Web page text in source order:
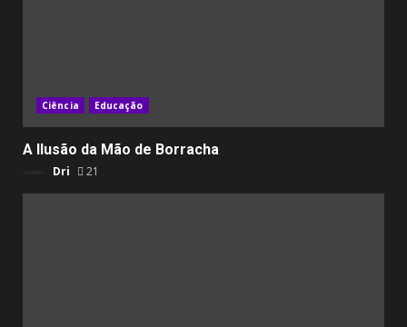
Ciência Educação
A Ilusão da Mão de Borracha
Dri 21